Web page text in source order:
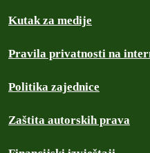
Kutak za medije
Pravila privatnosti na
Politika zajednice
Zaštita autorskih prava